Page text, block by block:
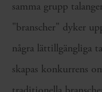
samma grupp
"branscher" dyker
några lättillgängliga
skapas konkurrens